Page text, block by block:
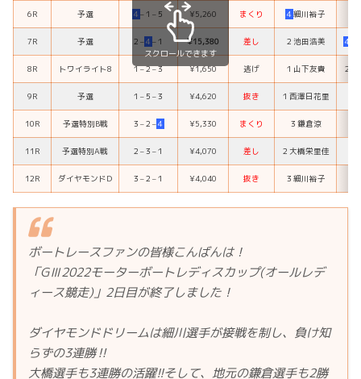
6R 予選 ４ –１ – ５ ¥5,260 まくり ４細川裕子
7R 予選 ２ – ４ – １ ¥15,380 差し ２ 池田浩美 ４
8R トワイライト8 １–２–３ ¥1,650 逃げ １ 山下友貴 ２
9R 予選 １ – ５ –３ ¥4,620 抜き １ 西澤日花里
10R 予選特別B戦 ３ –２ –４ ¥5,330 まくり ３ 鎌倉涼
11R 予選特別A戦 ２ –３ –１ ¥4,070 差し ２ 大橋栄里佳
12R ダイヤモンドD ３ –２ –１ ¥4,040 抜き ３ 細川裕子
スクロールできます
ボートレースファンの皆様こんばんは！
「GⅢ2022モーターボートレディスカップ(オールレデ
ィース競走)」2日目が終了しました！
ダイヤモンドドリームは細川選手が接戦を制し、負け知
らずの3連勝‼
大橋選手も3連勝の活躍!!そして、地元の鎌倉選手も2勝